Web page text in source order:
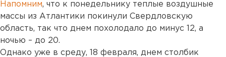
Напомним, что к понедельнику теплые воздушные
массы из Атлантики покинули Свердловскую
область, так что днем похолодало до минус 12, а
ночью – до 20.
Однако уже в среду, 18 февраля, днем столбик